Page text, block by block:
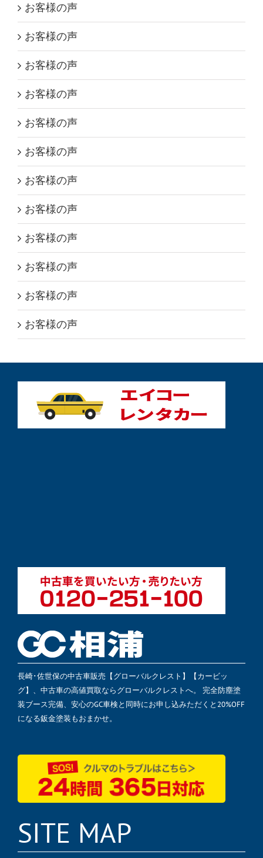
お客様の声
お客様の声
お客様の声
お客様の声
お客様の声
お客様の声
お客様の声
お客様の声
お客様の声
お客様の声
お客様の声
お客様の声
長崎･佐世保の中古車販売【グローバルクレスト】【カービッ
グ】、中古車の高値買取ならグローバルクレストへ。 完全防塵塗
装ブース完備、安心のGC車検と同時にお申し込みただくと20%OFF
になる鈑金塗装もおまかせ。
SITE MAP